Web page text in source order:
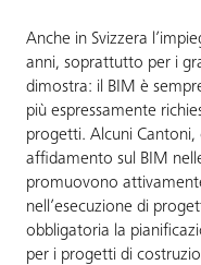
Anche in Svizzera
anni, soprattutto per i
dimostra: il BIM è
più espressamente
progetti. Alcuni
affidamento sul BIM
promuovono
nell’esecuzione di
obbligatoria la
per i progetti di